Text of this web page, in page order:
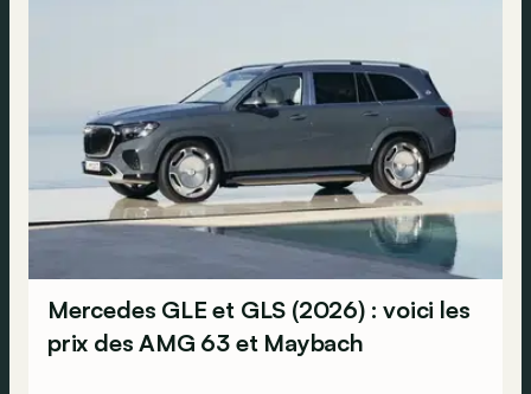
Mercedes GLE et GLS (2026) : voici les
prix des AMG 63 et Maybach